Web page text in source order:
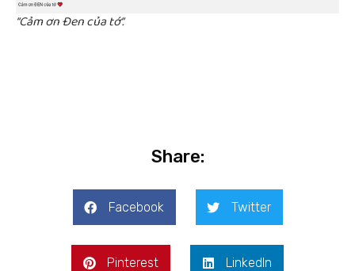
“Cảm ơn Đen của tớ”.
Share:
Facebook Twitter
Pinterest LinkedIn